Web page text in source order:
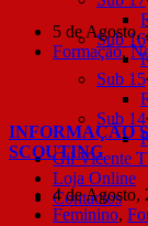
Sub 16
Sub 15
Sub 14
Gil Vicente
Loja Online
Contactos
5 de Agosto,
Formação,
INFORMAÇÃO
SCOUTING
4 de Agosto,
Feminino,